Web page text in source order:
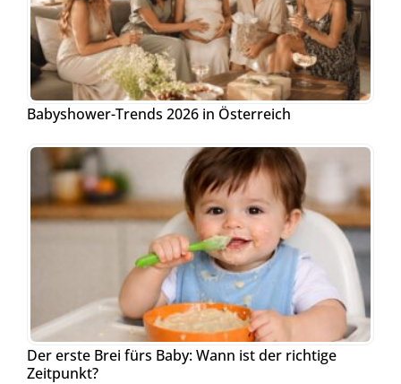
Babyshower-Trends 2026 in Österreich
Der erste Brei fürs Baby: Wann ist der richtige
Zeitpunkt?